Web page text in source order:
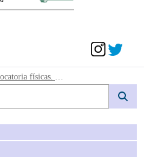
Autos judiciales -